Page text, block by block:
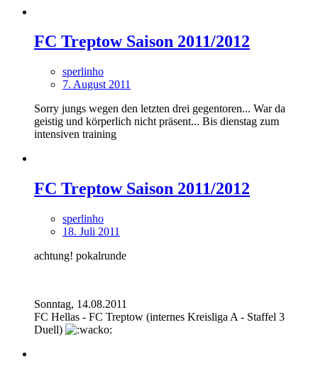
FC Treptow Saison 2011/2012
sperlinho
7. August 2011
Sorry jungs wegen den letzten drei gegentoren... War da
geistig und körperlich nicht präsent... Bis dienstag zum
intensiven training
FC Treptow Saison 2011/2012
sperlinho
18. Juli 2011
achtung! pokalrunde
Sonntag, 14.08.2011
FC Hellas - FC Treptow (internes Kreisliga A - Staffel 3
Duell)